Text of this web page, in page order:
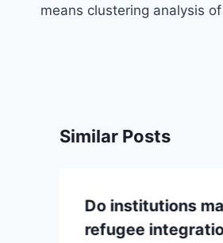
means clustering analysis
Similar Posts
Do institutions
refugee